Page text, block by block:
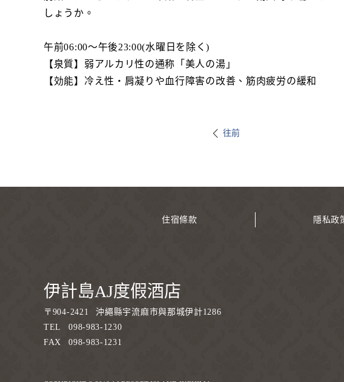
しょうか。
午前06:00～午後23:00(水曜日を除く)
【泉質】弱アルカリ性の通称「美人の湯」
【効能】冷え性・肩凝りや血行障害の改善、筋肉疲労の緩和
往前
住宿條款 隱私政
伊計島AJ度假酒店
〒 904-2421
沖繩縣宇流麻市與那城伊計1286
TEL
098-983-1230
FAX
098-983-1231